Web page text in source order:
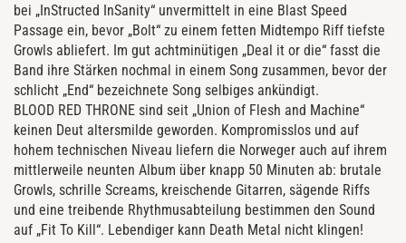
bei „InStructed InSanity“ unvermittelt in eine Blast Speed
Passage ein, bevor „Bolt“ zu einem fetten Midtempo Riff tiefste
Growls abliefert. Im gut achtminütigen „Deal it or die“ fasst die
Band ihre Stärken nochmal in einem Song zusammen, bevor der
schlicht „End“ bezeichnete Song selbiges ankündigt.
BLOOD RED THRONE sind seit „Union of Flesh and Machine“
keinen Deut altersmilde geworden. Kompromisslos und auf
hohem technischen Niveau liefern die Norweger auch auf ihrem
mittlerweile neunten Album über knapp 50 Minuten ab: brutale
Growls, schrille Screams, kreischende Gitarren, sägende Riffs
und eine treibende Rhythmusabteilung bestimmen den Sound
auf „Fit To Kill“. Lebendiger kann Death Metal nicht klingen!